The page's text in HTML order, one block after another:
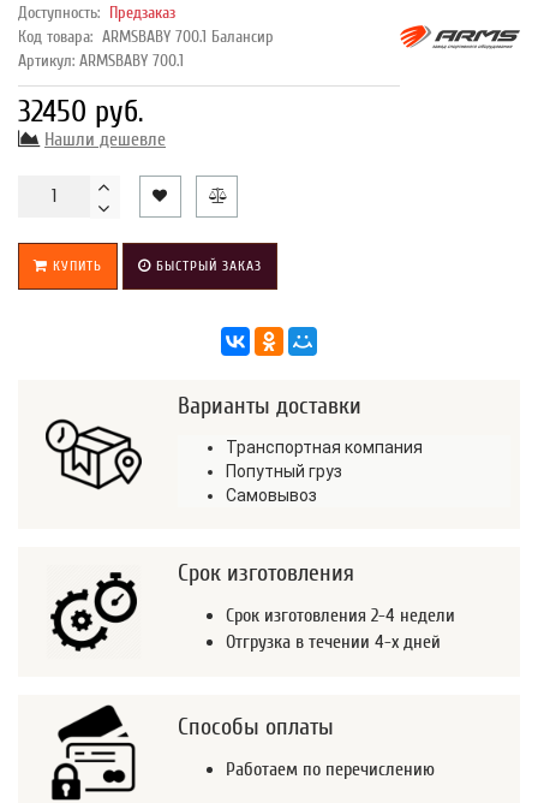
Доступность: Предзаказ
Код товара: ARMSBABY 700.1 Балансир
Артикул: ARMSBABY 700.1
32450 руб.
Нашли дешевле
КУПИТЬ БЫСТРЫЙ ЗАКАЗ
Варианты доставки
Транспортная компания
Попутный груз
Самовывоз
Срок изготовления
Срок изготовления 2-4 недели
Отгрузка в течении 4-х дней
Способы оплаты
Работаем по перечислению